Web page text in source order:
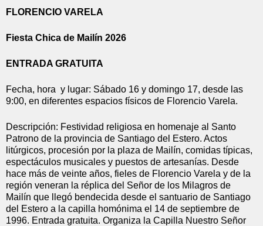
FLORENCIO VARELA
Fiesta Chica de Mailín 2026
ENTRADA GRATUITA
Fecha, hora  y lugar: Sábado 16 y domingo 17, desde las
9:00, en diferentes espacios físicos de Florencio Varela.
Descripción: Festividad religiosa en homenaje al Santo
Patrono de la provincia de Santiago del Estero. Actos
litúrgicos, procesión por la plaza de Mailín, comidas típicas,
espectáculos musicales y puestos de artesanías. Desde
hace más de veinte años, fieles de Florencio Varela y de la
región veneran la réplica del Señor de los Milagros de
Mailín que llegó bendecida desde el santuario de Santiago
del Estero a la capilla homónima el 14 de septiembre de
1996. Entrada gratuita. Organiza la Capilla Nuestro Señor